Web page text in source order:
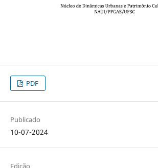
PDF
Publicado
10-07-2024
Edição